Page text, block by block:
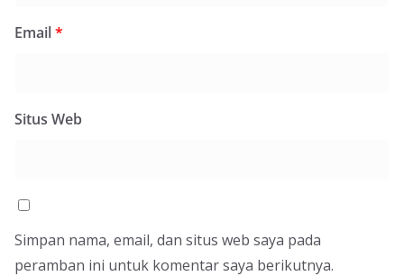
Email*
Situs Web
Simpan nama, email, dan situs web saya pada
peramban ini untuk komentar saya berikutnya.